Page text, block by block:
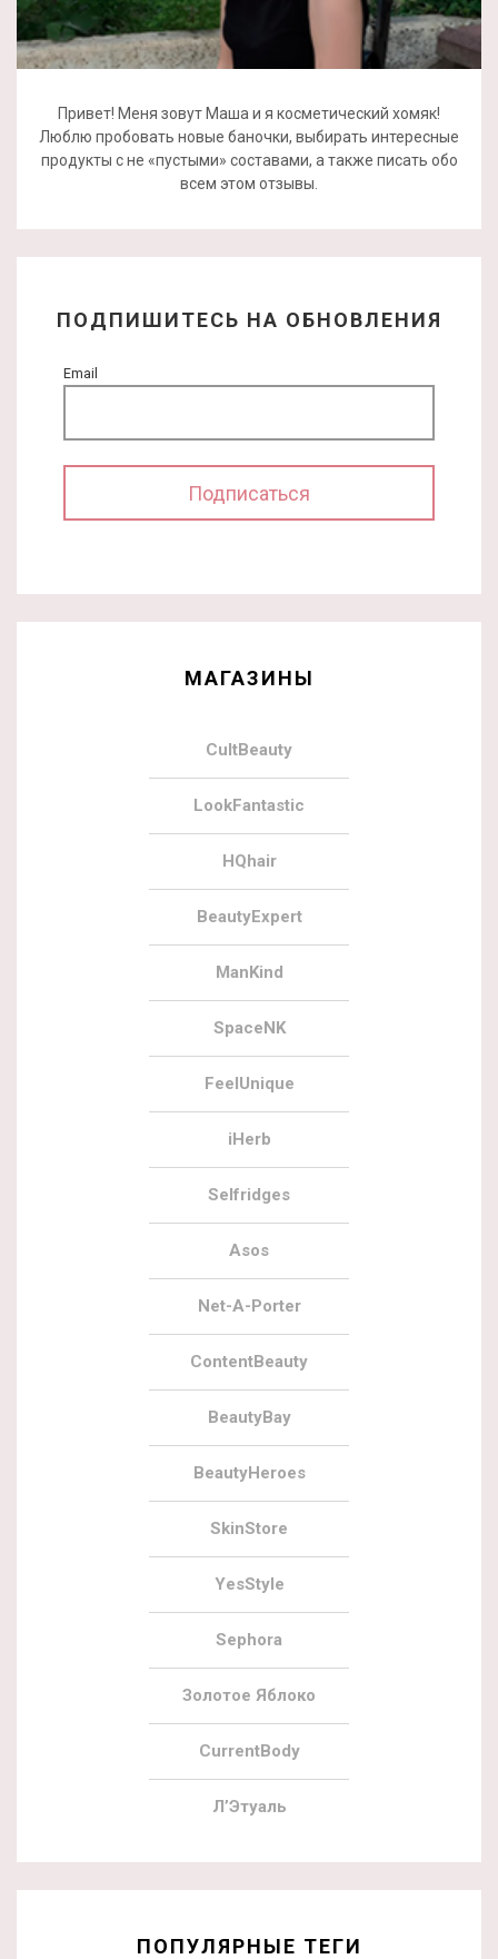
Привет! Меня зовут Маша и я косметический хомяк!
Люблю пробовать новые баночки, выбирать интересные
продукты с не «пустыми» составами, а также писать обо
всем этом отзывы.
ПОДПИШИТЕСЬ НА ОБНОВЛЕНИЯ
Email
МАГАЗИНЫ
CultBeauty
LookFantastic
HQhair
BeautyExpert
ManKind
SpaceNK
FeelUnique
iHerb
Selfridges
Asos
Net-A-Porter
ContentBeauty
BeautyBay
BeautyHeroes
SkinStore
YesStyle
Sephora
Золотое Яблоко
CurrentBody
Л’Этуаль
ПОПУЛЯРНЫЕ ТЕГИ